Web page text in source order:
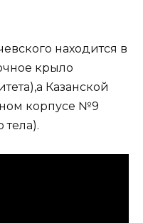
находится в
крыло
Казанской
корпусе №9